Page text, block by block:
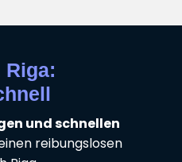
Riga:
und schnellen
reibungslosen